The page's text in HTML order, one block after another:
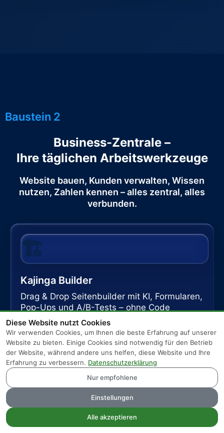
Baustein 2
Business-Zentrale –
Ihre täglichen Arbeitswerkzeuge
Website bauen, Kunden verwalten, Wissen
nutzen, Zahlen kennen – alles zentral, alles
verbunden.
🏗️
Kajinga Builder
Drag & Drop Seitenbuilder mit KI, Formularen,
Pop-Ups und A/B-Tests – ohne Code
Details
🎁
Kontakte, Newsletter, Autoresponder, Pipeline,
Diese Website nutzt Cookies
Wir verwenden Cookies, um Ihnen die beste Erfahrung auf unserer
Website zu bieten. Einige Cookies sind notwendig für den Betrieb
der Website, während andere uns helfen, diese Website und Ihre
Erfahrung zu verbessern. Datenschutzerklärung
Nur empfohlene
Einstellungen
Alle akzeptieren